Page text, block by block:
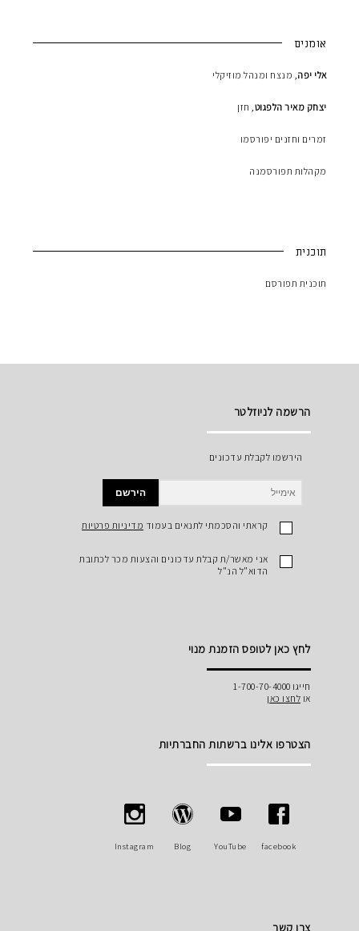
אומנים
אלי יפה, מנצח ומנהל מוזיקלי
יצחק מאיר הלפגוט, חזן
זמרים וחזנים יפורסמו
מקהלות תפורסמנה
תוכנית
תוכנית תפורסם
הרשמה לניוזלטר
הירשמו לקבלת עדכונים
הירשם
קראתי והסכמתי לתנאים בעמוד מדיניות פרטיות
אני מאשר/ת קבלת עדכונים והצעות מכר לכתובת
הדוא"ל הנ"ל
לחץ כאן לטופס הזמנת מנוי
חייגו 1-700-70-4000
או לחצו כאן
הצטרפו אלינו ברשתות החברתיות
facebook
YouTube
Blog
Instagram
צרו קשר